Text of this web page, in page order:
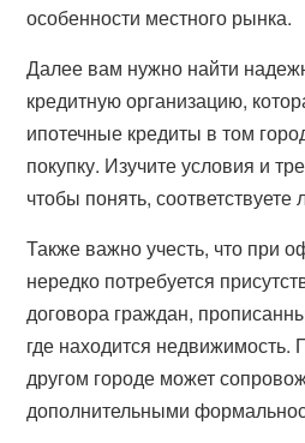
особенности местного рынка.
Далее вам нужно найти
кредитную организацию,
ипотечные кредиты в том
покупку. Изучите условия и
чтобы понять, соответствуете
Также важно учесть, что при
нередко потребуется
договора граждан,
где находится недвижимость.
другом городе может
дополнительными